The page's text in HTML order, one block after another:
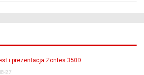
i prezentacja Zontes 350D
27